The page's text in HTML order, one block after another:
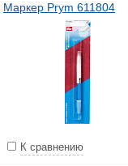
Маркер Prym 611804
К сравнению